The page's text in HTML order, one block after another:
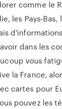
comme le
les Pays-
dans les
vous
la France,
cartes pour
pouvez les